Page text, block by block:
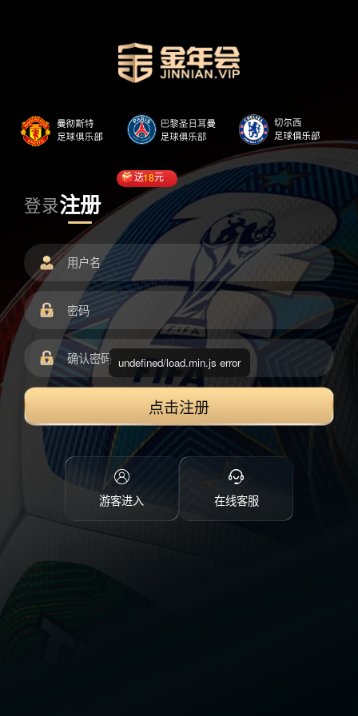
登录注册
送18元
点击注册
游客进入 在线客服
undefined/load.min.js error